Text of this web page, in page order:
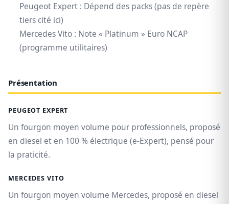
Peugeot Expert : Dépend des packs (pas de repère
tiers cité ici)
Mercedes Vito : Note « Platinum » Euro NCAP
(programme utilitaires)
Présentation
PEUGEOT EXPERT
Un fourgon moyen volume pour professionnels, proposé
en diesel et en 100 % électrique (e‑Expert), pensé pour
la praticité.
MERCEDES VITO
Un fourgon moyen volume Mercedes, proposé en diesel